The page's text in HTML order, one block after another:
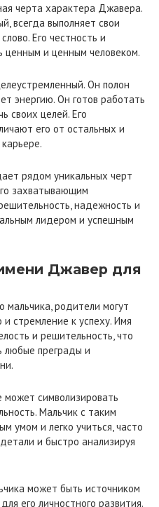
черта характера Джавера.
всегда выполняет свои
Его честность и
и ценным человеком.
Он полон
энергию. Он готов работать
своих целей. Его
его от остальных и
рядом уникальных черт
захватывающим
надежность и
лидером и успешным
Джавер для
родители могут
и стремление к успеху. Имя
и решительность, что
любые преграды и
символизировать
Мальчик с таким
умом и легко учиться, часто
и быстро анализируя
может быть источником
его личностного развития.